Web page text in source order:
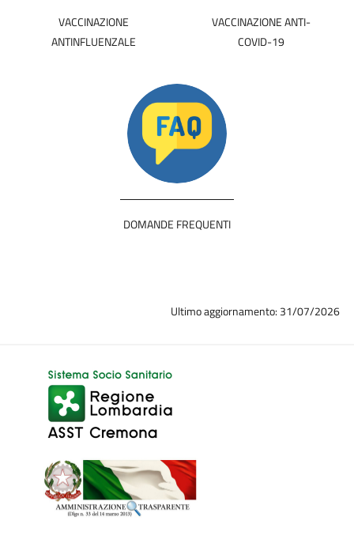
VACCINAZIONE
ANTINFLUENZALE
VACCINAZIONE ANTI-
COVID-19
DOMANDE FREQUENTI
Ultimo aggiornamento: 31/07/2026